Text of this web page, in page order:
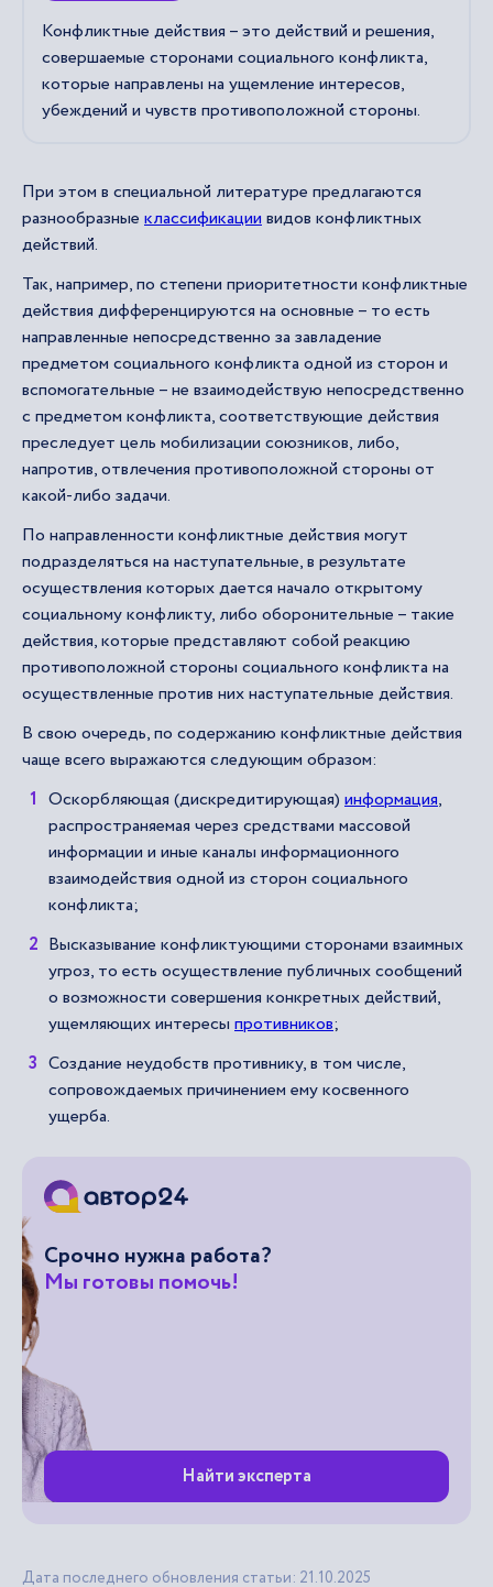
Конфликтные действия – это действий и решения,
совершаемые сторонами социального конфликта,
которые направлены на ущемление интересов,
убеждений и чувств противоположной стороны.
При этом в специальной литературе предлагаются
разнообразные классификациивидов конфликтных
действий.
Так, например, по степени приоритетности конфликтные
действия дифференцируются на основные – то есть
направленные непосредственно за завладение
предметом социального конфликта одной из сторон и
вспомогательные – не взаимодействую непосредственно
с предметом конфликта, соответствующие действия
преследует цель мобилизации союзников, либо,
напротив, отвлечения противоположной стороны от
какой-либо задачи.
По направленности конфликтные действия могут
подразделяться на наступательные, в результате
осуществления которых дается начало открытому
социальному конфликту, либо оборонительные – такие
действия, которые представляют собой реакцию
противоположной стороны социального конфликта на
осуществленные против них наступательные действия.
В свою очередь, по содержанию конфликтные действия
чаще всего выражаются следующим образом:
Оскорбляющая (дискредитирующая) информация,
распространяемая через средствами массовой
информации и иные каналы информационного
взаимодействия одной из сторон социального
конфликта;
Высказывание конфликтующими сторонами взаимных
угроз, то есть осуществление публичных сообщений
о возможности совершения конкретных действий,
ущемляющих интересы противников;
Создание неудобств противнику, в том числе,
сопровождаемых причинением ему косвенного
ущерба.
Срочно нужна работа?
Мы готовы помочь!
Найти эксперта
Дата последнего обновления статьи: 21.10.2025